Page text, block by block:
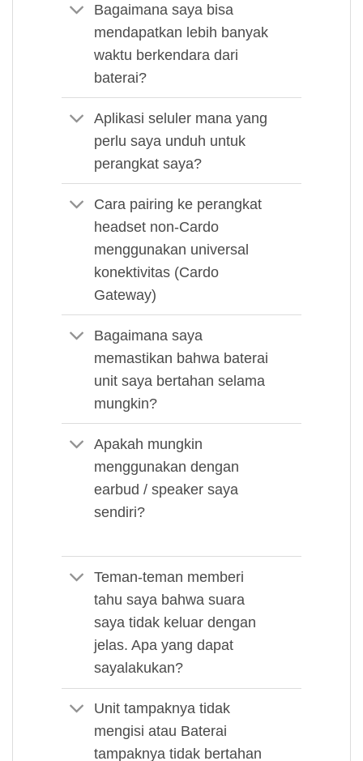
Bagaimana saya bisa
mendapatkan lebih banyak
waktu berkendara dari
baterai?
Aplikasi seluler mana yang
perlu saya unduh untuk
perangkat saya?
Cara pairing ke perangkat
headset non-Cardo
menggunakan universal
konektivitas (Cardo
Gateway)
Bagaimana saya
memastikan bahwa baterai
unit saya bertahan selama
mungkin?
Apakah mungkin
menggunakan dengan
earbud / speaker saya
sendiri?
Teman-teman memberi
tahu saya bahwa suara
saya tidak keluar dengan
jelas. Apa yang dapat
sayalakukan?
Unit tampaknya tidak
mengisi atau Baterai
tampaknya tidak bertahan